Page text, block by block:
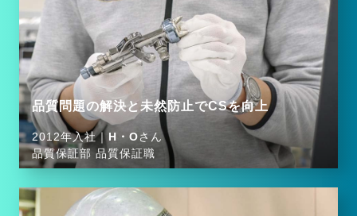
品質問題の解決と未然防止でCSを向上
2012年入社｜ H・Oさん
品質保証部 品質保証職